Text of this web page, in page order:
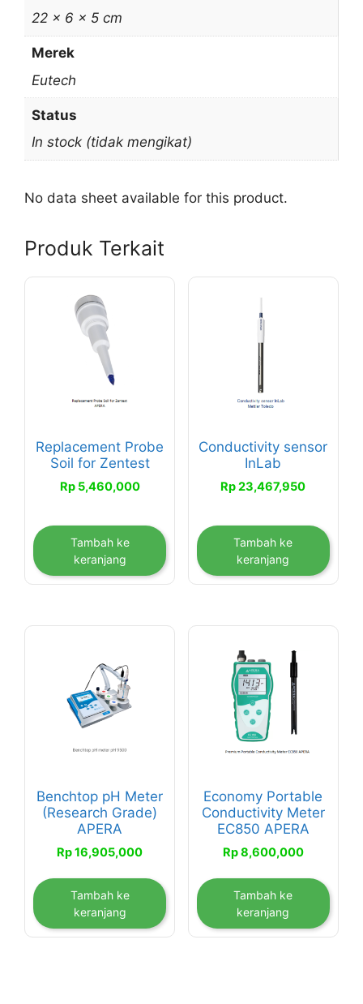
22 × 6 × 5 cm
Merek
Eutech
Status
In stock (tidak mengikat)
No data sheet available for this product.
Produk Terkait
Replacement Probe
Soil for Zentest
Rp5,460,000
Tambah ke
keranjang
Conductivity sensor
InLab
Rp23,467,950
Tambah ke
keranjang
Benchtop pH Meter
(Research Grade)
APERA
Rp16,905,000
Tambah ke
keranjang
Economy Portable
Conductivity Meter
EC850 APERA
Rp8,600,000
Tambah ke
keranjang